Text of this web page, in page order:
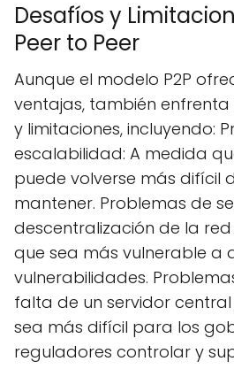
Desafíos y
Peer to Peer
Aunque el modelo P2P
ventajas, también
y limitaciones, incluyendo:
escalabilidad: A medida
puede volverse más difícil
mantener. Problemas de
descentralización de la
que sea más vulnerable a
vulnerabilidades.
falta de un servidor
sea más difícil para los
reguladores controlar y